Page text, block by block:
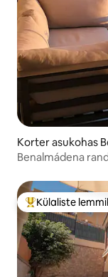
Korter asukohas
Benalmádena
Külaliste suur
Külaliste